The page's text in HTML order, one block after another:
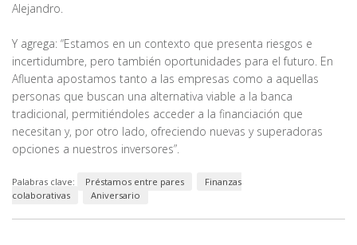
Alejandro.
Y agrega: “Estamos en un contexto que presenta riesgos e
incertidumbre, pero también oportunidades para el futuro. En
Afluenta apostamos tanto a las empresas como a aquellas
personas que buscan una alternativa viable a la banca
tradicional, permitiéndoles acceder a la financiación que
necesitan y, por otro lado, ofreciendo nuevas y superadoras
opciones a nuestros inversores”.
Palabras clave: Préstamos entre pares
Finanzas
colaborativas
Aniversario